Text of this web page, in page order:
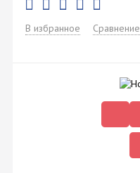
В избранное Сравнение